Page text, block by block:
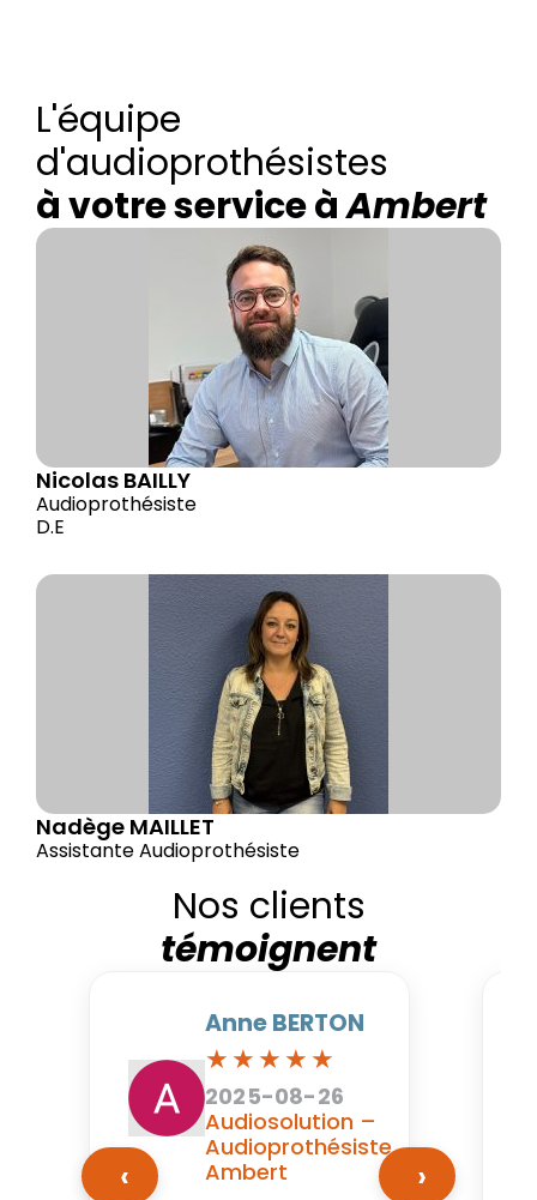
L'équipe
d'audioprothésistes
à votre service àAmbert
Nicolas BAILLY
Audioprothésiste
D.E
Nadège MAILLET
Assistante Audioprothésiste
Nos clients
témoignent
Anne BERTON
★★★★★
2025-08-26
Audiosolution –
Audioprothésiste
Ambert
‹ ›